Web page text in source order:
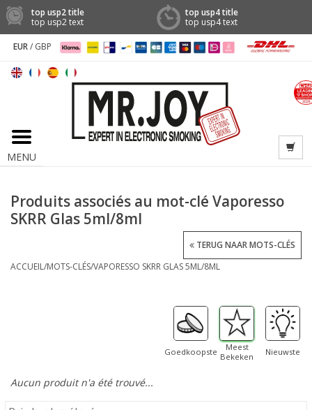
top usp2 title
top usp2 text
top usp4 title
top usp4 text
EUR/ GBP
MENU
Produits associés au mot-clé Vaporesso
SKRR Glas 5ml/8ml
ACCUEIL/MOTS-CLÉS/VAPORESSO SKRR GLAS 5ML/8ML
TERUG NAAR MOTS-CLÉS
Goedkoopste
Meest
Bekeken
Nieuwste
Aucun produit n'a été trouvé...